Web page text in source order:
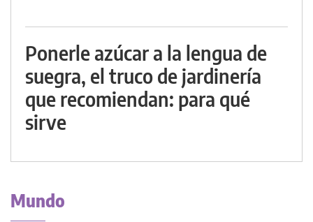
Ponerle azúcar a la lengua de
suegra, el truco de jardinería
que recomiendan: para qué
sirve
Mundo